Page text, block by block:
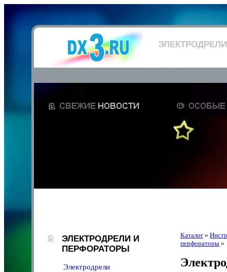
ЭЛЕКТРОДРЕЛИ И
ПЕРФОРАТОРЫ
Электродрели
Каталог »
перфораторы »